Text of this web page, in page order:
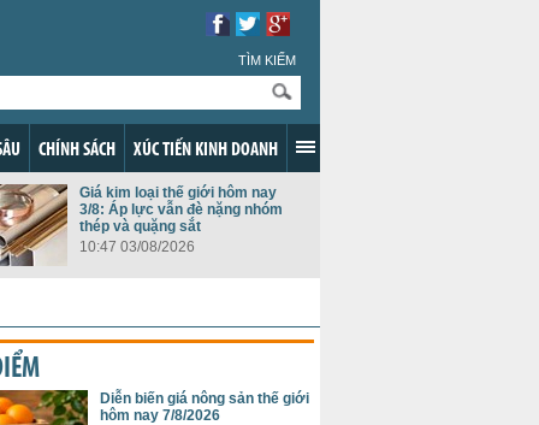
TÌM KIẾM
CHÍNH SÁCH XÚC TIẾN KINH DOANH
Giá kim loại thế giới hôm nay
3/8: Áp lực vẫn đè nặng nhóm
thép và quặng sắt
10:47 03/08/2026
Diễn biến giá nông sản thế giới
hôm nay 7/8/2026